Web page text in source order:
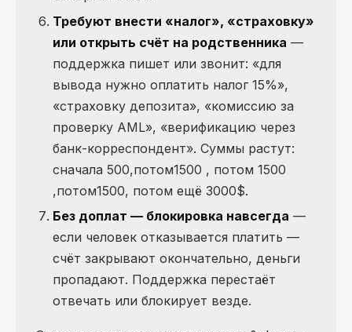
Требуют внести «налог», «страховку»
или открыть счёт на родственника —
поддержка пишет или звонит: «для
вывода нужно оплатить налог 15%»,
«страховку депозита», «комиссию за
проверку AML», «верификацию через
банк-корреспондент». Суммы растут:
сначала 500,потом1500 , потом 1500
,потом1500, потом ещё 3000$.
Без доплат — блокировка навсегда —
если человек отказывается платить —
счёт закрывают окончательно, деньги
пропадают. Поддержка перестаёт
отвечать или блокирует везде.